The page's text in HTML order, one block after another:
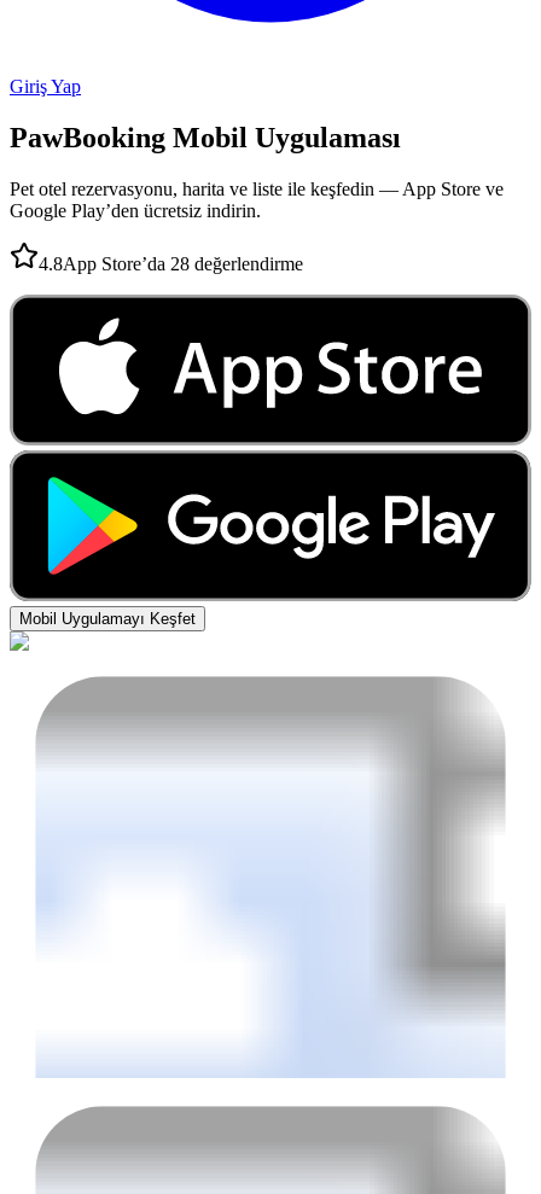
Giriş Yap
PawBooking Mobil Uygulaması
Pet otel rezervasyonu, harita ve liste ile keşfedin — App Store ve
Google Play’den ücretsiz indirin.
4.8App Store’da 28 değerlendirme
Mobil Uygulamayı Keşfet